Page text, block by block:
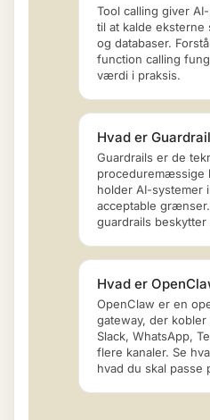
Tool calling giver
til at kalde eksterne
og databaser.
function calling
værdi i praksis.
Hvad er
Guardrails er de
proceduremæssige
holder AI-systemer
acceptable
guardrails
Hvad er
OpenClaw er en
gateway, der
Slack, WhatsApp,
flere kanaler. Se
hvad du skal passe